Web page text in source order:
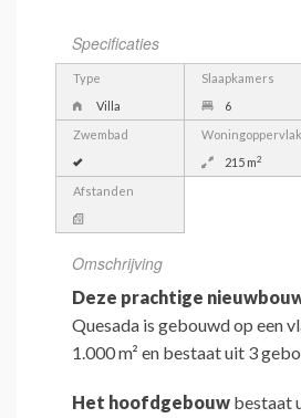
Specificaties
Type
Villa
Slaapkamers
6
Zwembad
215 m2
Afstanden
Omschrijving
Deze prachtige
Quesada is gebouwd op een
1.000 m² en bestaat uit 3
Het hoofdgebouw bestaat